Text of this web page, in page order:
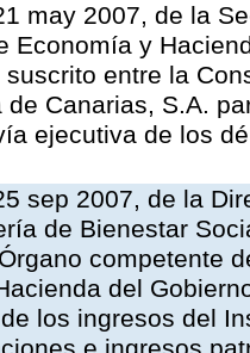
may 2007, de la
Economía y
entre la
de Canarias, S.A.
ejecutiva de los
sep 2007, de la
de Bienestar
competente
del
los ingresos del